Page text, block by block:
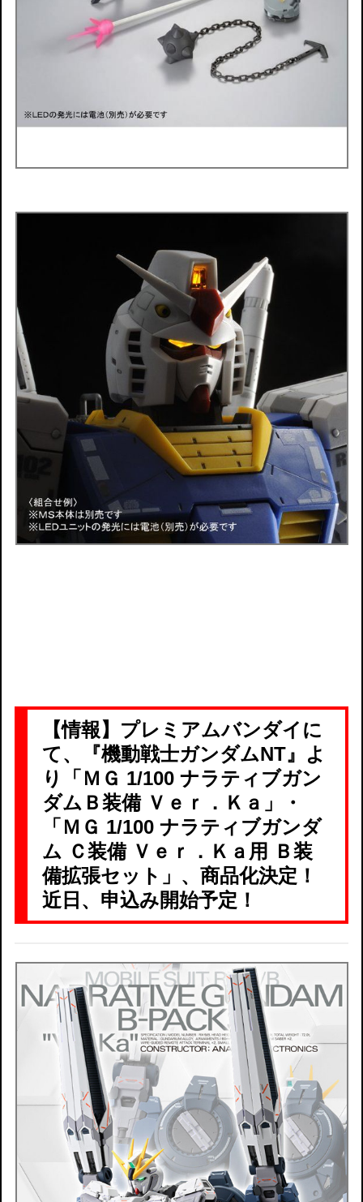
【情報】プレミアムバンダイに
て、『機動戦士ガンダムNT』よ
り「ＭＧ 1/100 ナラティブガン
ダムＢ装備 Ｖｅｒ．Ｋａ」・
「ＭＧ 1/100 ナラティブガンダ
ム Ｃ装備 Ｖｅｒ．Ｋａ用 Ｂ装
備拡張セット」、商品化決定！
近日、申込み開始予定！